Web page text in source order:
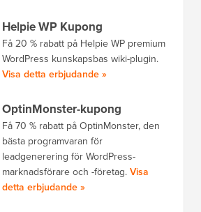
Helpie WP Kupong
Få 20 % rabatt på Helpie WP premium
WordPress kunskapsbas wiki-plugin.
Visa detta erbjudande »
OptinMonster-kupong
Få 70 % rabatt på OptinMonster, den
bästa programvaran för
leadgenerering för WordPress-
marknadsförare och -företag.Visa
detta erbjudande »